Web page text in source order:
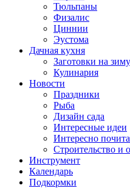
Тюльпаны
Физалис
Циннии
Эустома
Дачная кухня
Заготовки на
Кулинария
Новости
Праздники
Рыба
Дизайн сада
Интересные идеи
Интересно
Строительство и
Инструмент
Календарь
Подкормки